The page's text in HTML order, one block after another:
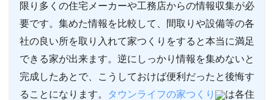
限り多くの住宅メーカーや工務店からの情報収集が必
要です。集めた情報を比較して、間取りや設備等の各
社の良い所を取り入れて家つくりをすると本当に満足
できる家が出来ます。逆にしっかり情報を集めないと
完成したあとで、こうしておけば便利だったと後悔す
ることになります。
タウンライフの家つくり
は各住